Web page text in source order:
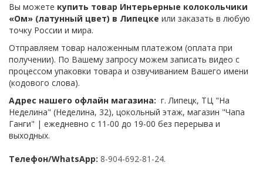
Вы можете купить товар Интерьерные колокольчики
«Ом» (латунный цвет) в Липецке или заказать в любую
точку России и мира.
Отправляем товар наложенным платежом (оплата при
получении). По Вашему запросу можем записать видео с
процессом упаковки товара и озвучиванием Вашего имени
(кодового слова).
Адрес нашего офлайн магазина: г. Липецк, ТЦ "На
Неделина" (Неделина, 32), цокольный этаж, магазин "Чапа
Ганги" | ежедневно с 11-00 до 19-00 без перерыва и
выходных.
Телефон/WhatsApp: 8-904-692-81-24.